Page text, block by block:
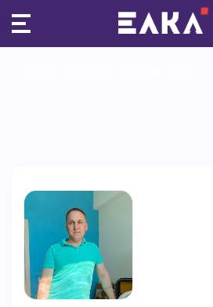
АКТИВИСТЫ
ПРОЕКТЫ
АНАЛИТИКА